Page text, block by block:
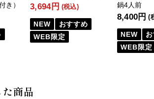
き）
3,694円 (税込)
NEW
おすすめ
WEB限定
鍋4人前
8,400円 (
NEW
WEB限定
商品